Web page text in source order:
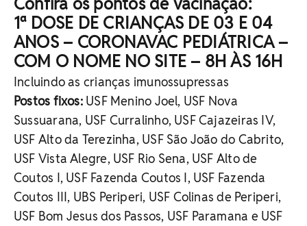
1ª DOSE DE CRIANÇAS DE 03 E 04
ANOS – CORONAVAC PEDIÁTRICA –
COM O NOME NO SITE – 8H ÀS 16H
Incluindo as crianças imunossupressas
Postos fixos:USF Menino Joel, USF Nova
Sussuarana, USF Curralinho, USF Cajazeiras IV,
USF Alto da Terezinha, USF São João do Cabrito,
USF Vista Alegre, USF Rio Sena, USF Alto de
Coutos I, USF Fazenda Coutos I, USF Fazenda
Coutos III, UBS Periperi, USF Colinas de Periperi,
USF Bom Jesus dos Passos, USF Paramana e USF